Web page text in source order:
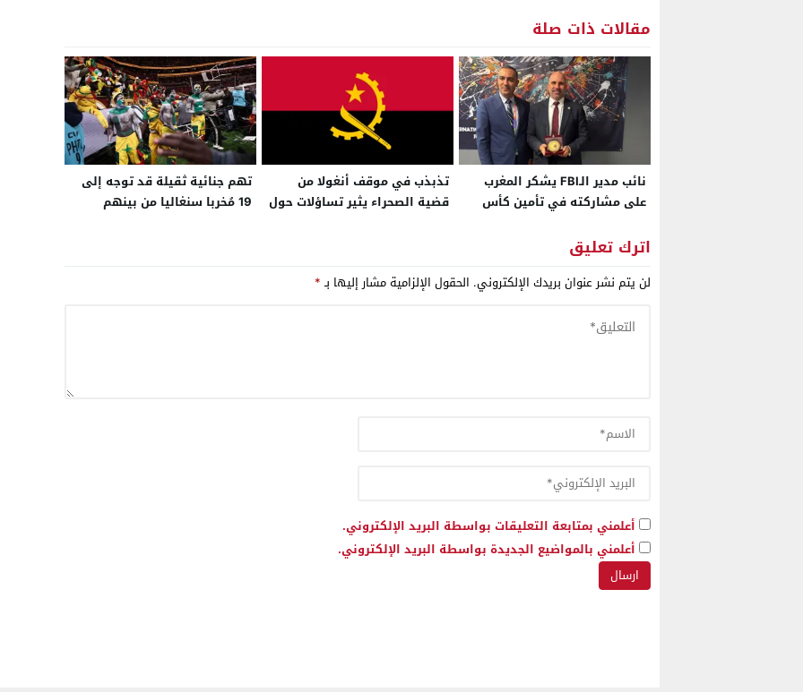
مقالات ذات صلة
نائب مدير الـFBI يشكر المغرب
على مشاركته في تأمين كأس
تذبذب في موقف أنغولا من
قضية الصحراء يثير تساؤلات حول
تهم جنائية ثقيلة قد توجه إلى
19 مُخربا سنغاليا من بينهم
اترك تعليق
لن يتم نشر عنوان بريدك الإلكتروني. الحقول الإلزامية مشار إليها بـ*
أعلمني بمتابعة التعليقات بواسطة البريد الإلكتروني.
أعلمني بالمواضيع الجديدة بواسطة البريد الإلكتروني.